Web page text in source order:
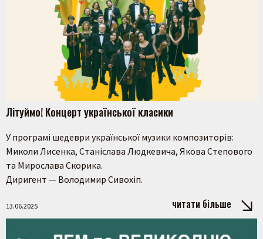
Літуймо! Концерт української класики
У програмі шедеври української музики композиторів:
Миколи Лисенка, Станіслава Людкевича, Якова Степового
та Мирослава Скорика.
Диригент — Володимир Сивохіп.
13.06.2025 читати більше